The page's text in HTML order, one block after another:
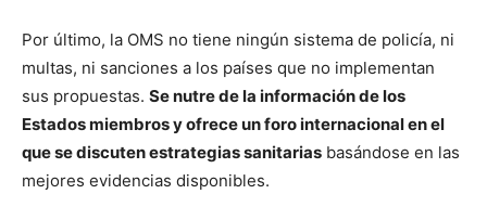
Por último, la OMS no tiene ningún sistema de policía, ni
multas, ni sanciones a los países que no implementan
sus propuestas. Se nutre de la información de los
Estados miembros y ofrece un foro internacional en el
que se discuten estrategias sanitarias basándose en las
mejores evidencias disponibles.